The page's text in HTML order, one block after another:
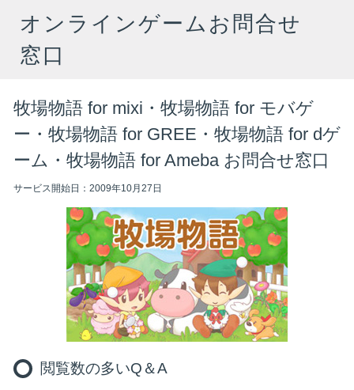
オンラインゲームお問合せ
窓口
牧場物語 for mixi・牧場物語 for モバゲ
ー・牧場物語 for GREE・牧場物語 for dゲ
ーム・牧場物語 for Ameba お問合せ窓口
サービス開始日：2009年10月27日
閲覧数の多いQ＆A